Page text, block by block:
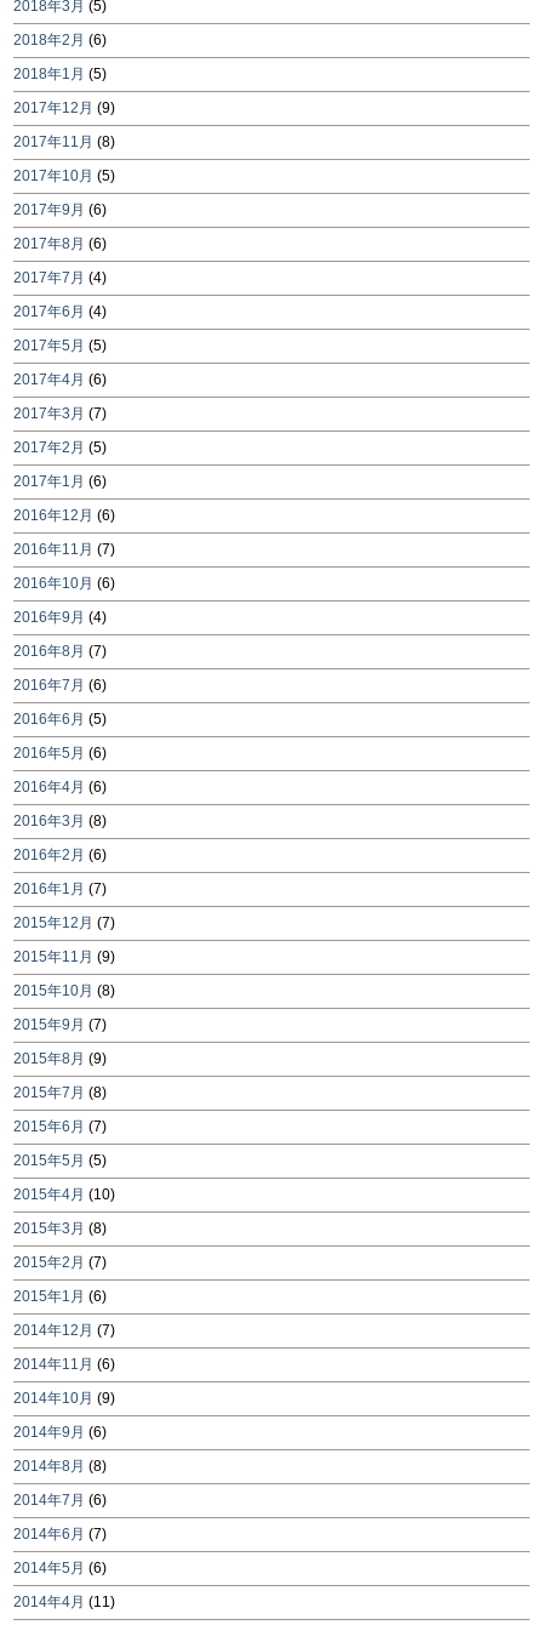
2018年3月 (5)
2018年2月 (6)
2018年1月 (5)
2017年12月 (9)
2017年11月 (8)
2017年10月 (5)
2017年9月 (6)
2017年8月 (6)
2017年7月 (4)
2017年6月 (4)
2017年5月 (5)
2017年4月 (6)
2017年3月 (7)
2017年2月 (5)
2017年1月 (6)
2016年12月 (6)
2016年11月 (7)
2016年10月 (6)
2016年9月 (4)
2016年8月 (7)
2016年7月 (6)
2016年6月 (5)
2016年5月 (6)
2016年4月 (6)
2016年3月 (8)
2016年2月 (6)
2016年1月 (7)
2015年12月 (7)
2015年11月 (9)
2015年10月 (8)
2015年9月 (7)
2015年8月 (9)
2015年7月 (8)
2015年6月 (7)
2015年5月 (5)
2015年4月 (10)
2015年3月 (8)
2015年2月 (7)
2015年1月 (6)
2014年12月 (7)
2014年11月 (6)
2014年10月 (9)
2014年9月 (6)
2014年8月 (8)
2014年7月 (6)
2014年6月 (7)
2014年5月 (6)
2014年4月 (11)